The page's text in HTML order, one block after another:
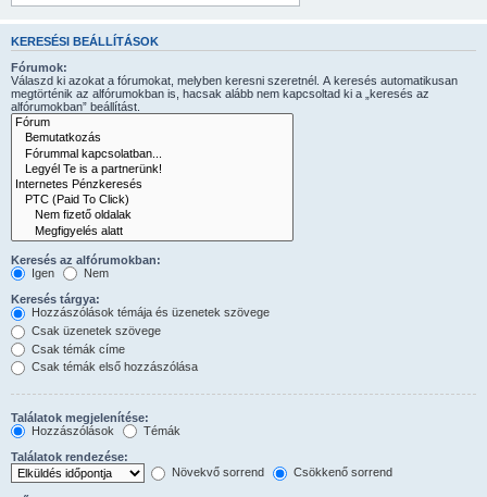
KERESÉSI BEÁLLÍTÁSOK
Fórumok:
Válaszd ki azokat a fórumokat, melyben keresni szeretnél. A keresés automatikusan
megtörténik az alfórumokban is, hacsak alább nem kapcsoltad ki a „keresés az
alfórumokban” beállítást.
Keresés az alfórumokban:
Igen
Nem
Keresés tárgya:
Hozzászólások témája és üzenetek szövege
Csak üzenetek szövege
Csak témák címe
Csak témák első hozzászólása
Találatok megjelenítése:
Hozzászólások
Témák
Találatok rendezése:
Növekvő sorrend
Csökkenő sorrend